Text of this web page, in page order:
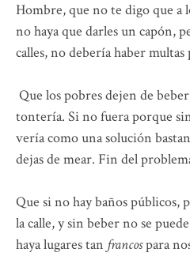
Hombre, que no te digo que a
no haya que darles un capón,
calles, no debería haber
Que los pobres dejen de
tontería. Si no fuera porque
vería como una solución
dejas de mear. Fin del
Que si no hay baños públicos,
la calle, y sin beber no se
haya lugares tan francospara